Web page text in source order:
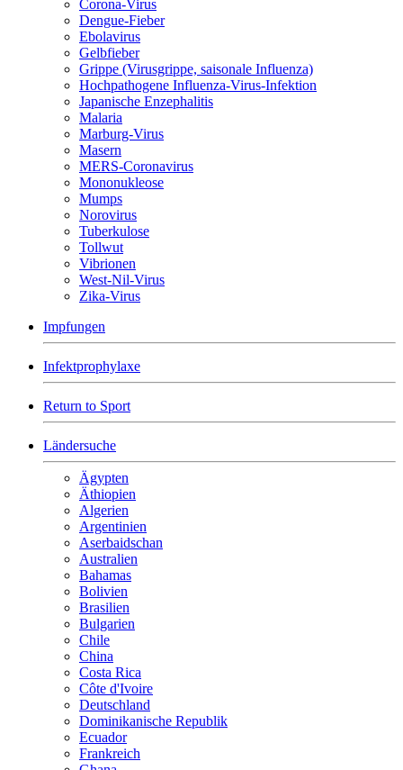
Corona-Virus
Dengue-Fieber
Ebolavirus
Gelbfieber
Grippe (Virusgrippe, saisonale Influenza)
Hochpathogene Influenza-Virus-Infektion
Japanische Enzephalitis
Malaria
Marburg-Virus
Masern
MERS-Coronavirus
Mononukleose
Mumps
Norovirus
Tuberkulose
Tollwut
Vibrionen
West-Nil-Virus
Zika-Virus
Impfungen
Infektprophylaxe
Return to Sport
Ländersuche
Ägypten
Äthiopien
Algerien
Argentinien
Aserbaidschan
Australien
Bahamas
Bolivien
Brasilien
Bulgarien
Chile
China
Costa Rica
Côte d'Ivoire
Deutschland
Dominikanische Republik
Ecuador
Frankreich